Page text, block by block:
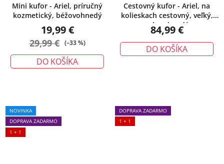
Mini kufor - Ariel, príručný
kozmetický, béžovohnedý
19,99 €
29,99 € (–33 %)
DO KOŠÍKA
Cestovný kufor - Ariel, na
kolieskach cestovný, veľký,
zelenohnedý
84,99 €
DO KOŠÍKA
NOVINKA
DOPRAVA ZADARMO
1 + 1
DOPRAVA ZADARMO
1 + 1